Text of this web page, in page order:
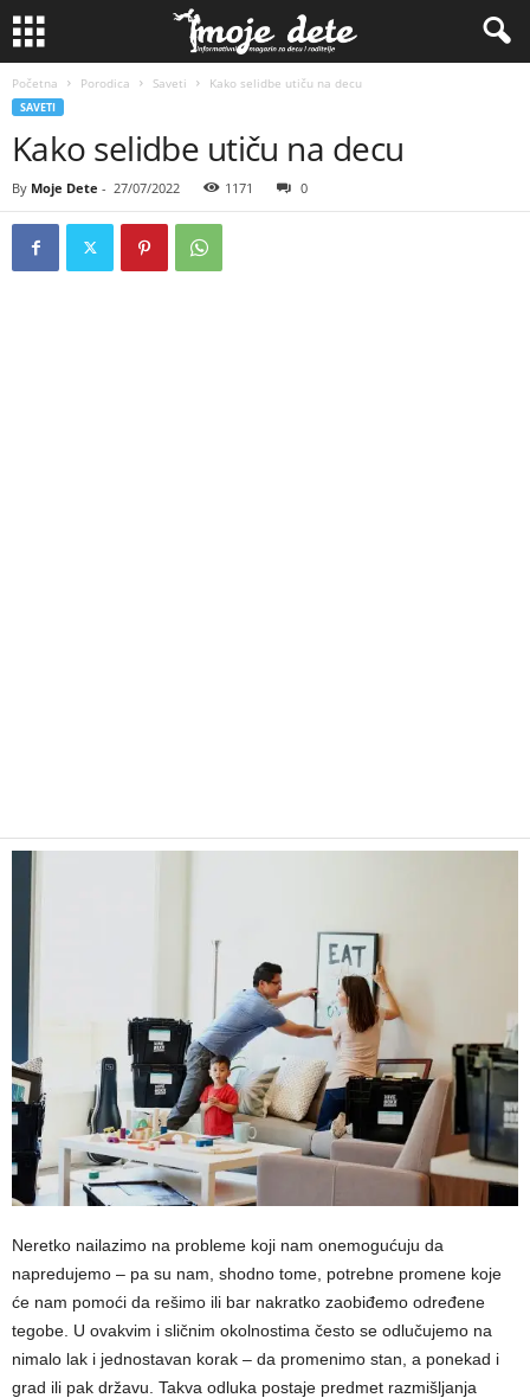
Početna Porodica Saveti Kako selidbe utiču na decu
SAVETI
Kako selidbe utiču na decu
By Moje Dete - 27/07/2022 1171 0
Neretko nailazimo na probleme koji nam onemogućuju da
napredujemo – pa su nam, shodno tome, potrebne promene koje
će nam pomoći da rešimo ili bar nakratko zaobiđemo određene
tegobe. U ovakvim i sličnim okolnostima često se odlučujemo na
nimalo lak i jednostavan korak – da promenimo stan, a ponekad i
grad ili pak državu. Takva odluka postaje predmet razmišljanja